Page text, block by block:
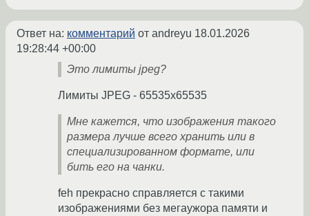
Ответ на: комментарий от andreyu 18.01.2026
19:28:44 +00:00
Это лимиты jpeg?
Лимиты JPEG - 65535х65535
Мне кажется, что изображения такого
размера лучше всего хранить или в
специализированном формате, или
бить его на чанки.
feh прекрасно справляется с такими
изображениями без мегаужора памяти и